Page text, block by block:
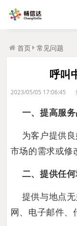
首页 常见问题
呼叫
2023/05/05 17:06:45
一、提高服
为客户提供
市场的需求或修
二、提供任
提供与地点
网、电子邮件、